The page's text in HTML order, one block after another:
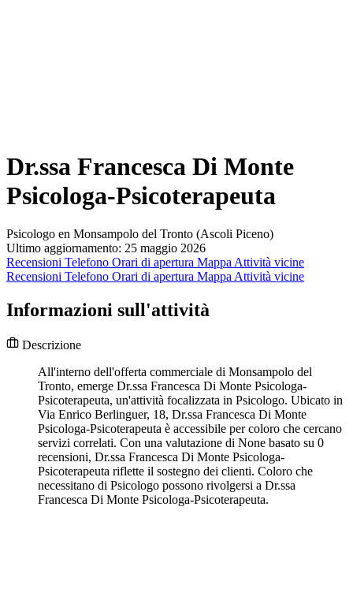
Dr.ssa Francesca Di Monte
Psicologa-Psicoterapeuta
Psicologo en Monsampolo del Tronto (Ascoli Piceno)
Ultimo aggiornamento: 25 maggio 2026
Recensioni Telefono Orari di apertura Mappa Attività vicine
Recensioni Telefono Orari di apertura Mappa Attività vicine
Informazioni sull'attività
Descrizione
All'interno dell'offerta commerciale di Monsampolo del
Tronto, emerge Dr.ssa Francesca Di Monte Psicologa-
Psicoterapeuta, un'attività focalizzata in Psicologo. Ubicato in
Via Enrico Berlinguer, 18, Dr.ssa Francesca Di Monte
Psicologa-Psicoterapeuta è accessibile per coloro che cercano
servizi correlati. Con una valutazione di None basato su 0
recensioni, Dr.ssa Francesca Di Monte Psicologa-
Psicoterapeuta riflette il sostegno dei clienti. Coloro che
necessitano di Psicologo possono rivolgersi a Dr.ssa
Francesca Di Monte Psicologa-Psicoterapeuta.